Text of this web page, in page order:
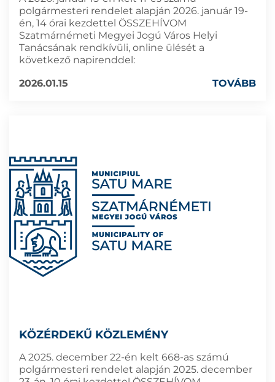
polgármesteri rendelet alapján 2026. január 19-
én, 14 órai kezdettel ÖSSZEHÍVOM
Szatmárnémeti Megyei Jogú Város Helyi
Tanácsának rendkívüli, online ülését a
következő napirenddel:
2026.01.15
TOVÁBB
KÖZÉRDEKŰ KÖZLEMÉNY
A 2025. december 22-én kelt 668-as számú
polgármesteri rendelet alapján 2025. december